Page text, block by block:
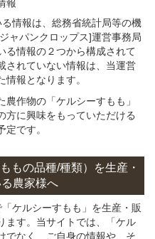
報
情報は、総務省統計局等の機
ャパンクロップス]運営事務局
る情報の２つから構成されて
されていない情報は、当運営
報となります。
作物の「ケルシーすもも」
方に興味をもっていただける
です。
ももの品種/種類） を生産・
農家様へ
ケルシーすもも」を生産・販
ます。当サイトでは、「ケル
でなく、ご自身の情報や、そ